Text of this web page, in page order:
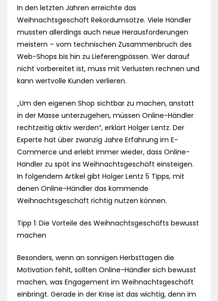
In den letzten Jahren erreichte das
Weihnachtsgeschäft Rekordumsätze. Viele Händler
mussten allerdings auch neue Herausforderungen
meistern – vom technischen Zusammenbruch des
Web-Shops bis hin zu Lieferengpässen. Wer darauf
nicht vorbereitet ist, muss mit Verlusten rechnen und
kann wertvolle Kunden verlieren.
„Um den eigenen Shop sichtbar zu machen, anstatt
in der Masse unterzugehen, müssen Online-Händler
rechtzeitig aktiv werden“, erklärt Holger Lentz. Der
Experte hat über zwanzig Jahre Erfahrung im E-
Commerce und erlebt immer wieder, dass Online-
Händler zu spät ins Weihnachtsgeschäft einsteigen.
In folgendem Artikel gibt Holger Lentz 5 Tipps, mit
denen Online-Händler das kommende
Weihnachtsgeschäft richtig nutzen können.
Tipp 1: Die Vorteile des Weihnachtsgeschäfts bewusst
machen
Besonders, wenn an sonnigen Herbsttagen die
Motivation fehlt, sollten Online-Händler sich bewusst
machen, was Engagement im Weihnachtsgeschäft
einbringt. Gerade in der Krise ist das wichtig, denn im